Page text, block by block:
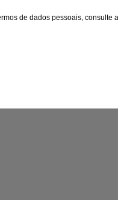
de dados pessoais, consulte